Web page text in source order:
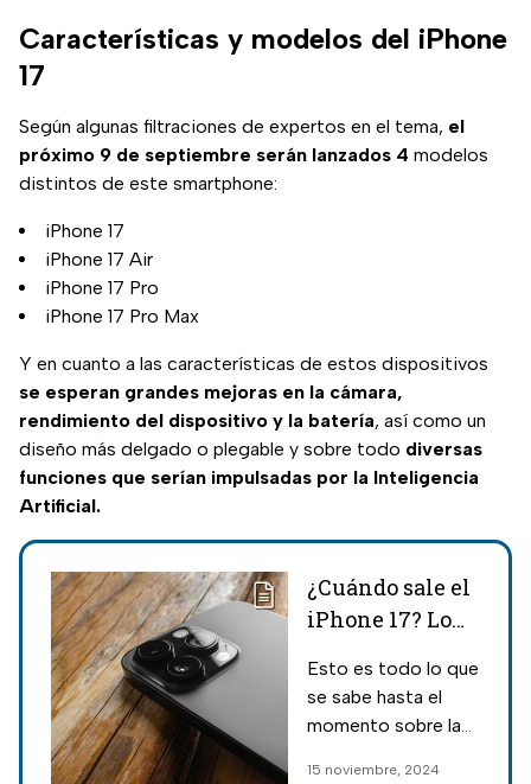
Características y modelos del iPhone
17
Según algunas filtraciones de expertos en el tema, el
próximo 9 de septiembre serán lanzados 4 modelos
distintos de este smartphone:
iPhone 17
iPhone 17 Air
iPhone 17 Pro
iPhone 17 Pro Max
Y en cuanto a las características de estos dispositivos
se esperan grandes mejoras en la cámara,
rendimiento del dispositivo y la batería, así como un
diseño más delgado o plegable y sobre todo diversas
funciones que serían impulsadas por la Inteligencia
Artificial.
¿Cuándo sale el
iPhone 17? Lo
características,
precio y
Esto es todo lo que
se sabe hasta el
momento sobre las
15 noviembre, 2024